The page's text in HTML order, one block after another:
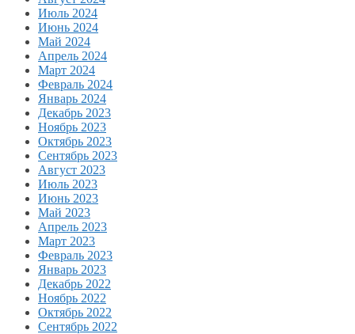
Июль 2024
Июнь 2024
Май 2024
Апрель 2024
Март 2024
Февраль 2024
Январь 2024
Декабрь 2023
Ноябрь 2023
Октябрь 2023
Сентябрь 2023
Август 2023
Июль 2023
Июнь 2023
Май 2023
Апрель 2023
Март 2023
Февраль 2023
Январь 2023
Декабрь 2022
Ноябрь 2022
Октябрь 2022
Сентябрь 2022